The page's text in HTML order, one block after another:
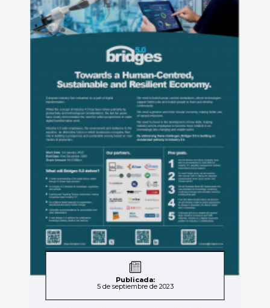
Publicada:
5 de septiembre de 2023